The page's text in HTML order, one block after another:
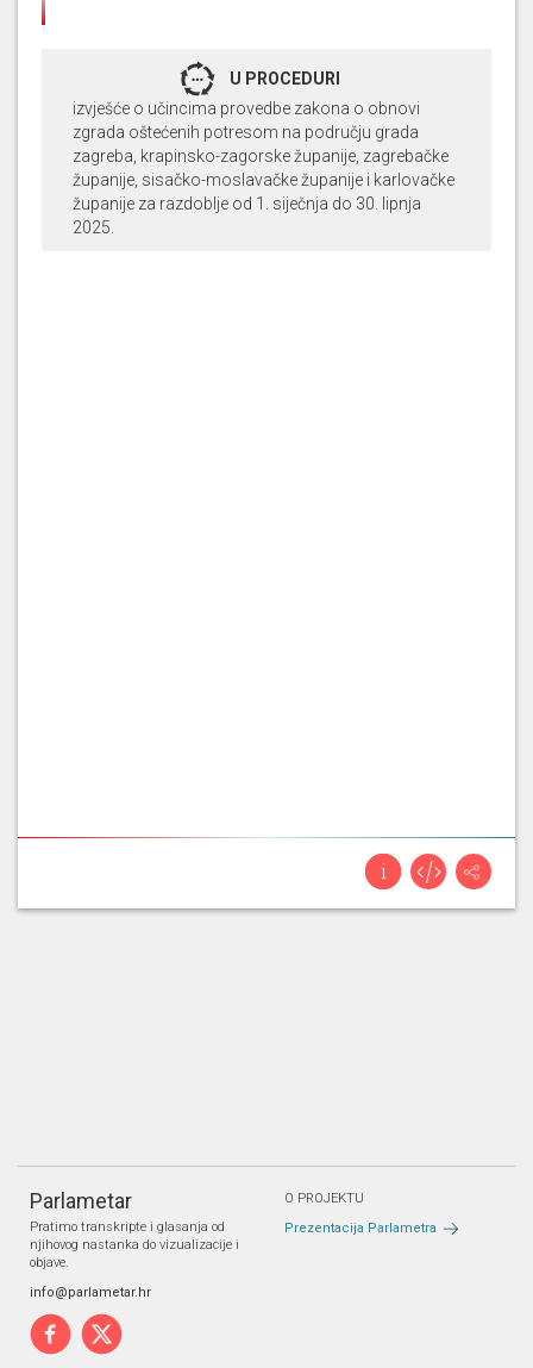
U PROCEDURI
izvješće o učincima provedbe zakona o obnovi
zgrada oštećenih potresom na području grada
zagreba, krapinsko-zagorske županije, zagrebačke
županije, sisačko-moslavačke županije i karlovačke
županije za razdoblje od 1. siječnja do 30. lipnja
2025.
Parlametar
Pratimo transkripte i glasanja od
njihovog nastanka do vizualizacije i
objave.
info@parlametar.hr
O PROJEKTU
Prezentacija Parlametra